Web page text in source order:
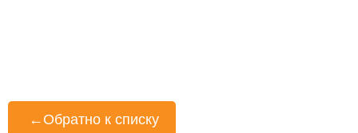
← Обратно к списку